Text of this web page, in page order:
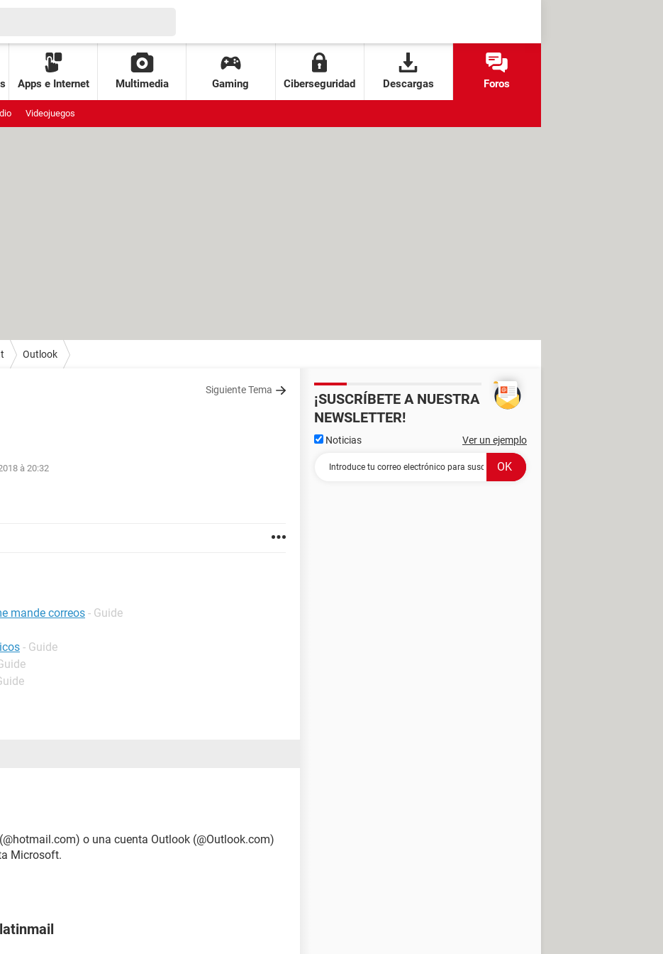
Apps e Internet Multimedia Gaming Ciberseguridad Descargas Foros
Videojuegos
Outlook
Siguiente Tema
à 20:32
mande correos - Guide
- Guide
o una cuenta Outlook (@Outlook.com)
Microsoft.
¡SUSCRÍBETE A NUESTRA
NEWSLETTER!
Noticias Ver un ejemplo